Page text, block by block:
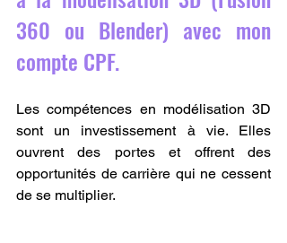
360 ou Blender) avec mon
compte CPF.
Les compétences en modélisation 3D
sont un investissement à vie. Elles
ouvrent des portes et offrent des
opportunités de carrière qui ne cessent
de se multiplier.